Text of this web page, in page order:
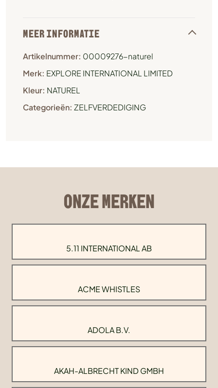
MEER INFORMATIE
Artikelnummer: 00009276-naturel
Merk: EXPLORE INTERNATIONAL LIMITED
Kleur: NATUREL
Categorieën: ZELFVERDEDIGING
ONZE MERKEN
5.11 INTERNATIONAL AB
ACME WHISTLES
ADOLA B.V.
AKAH-ALBRECHT KIND GMBH